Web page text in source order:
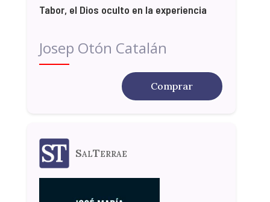
Tabor, el Dios oculto en la experiencia
Josep Otón Catalán
Comprar
SalTerrae